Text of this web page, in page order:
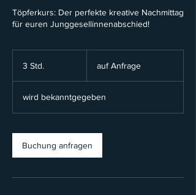
Töpferkurs: Der perfekte kreative Nachmittag
für euren Junggesellinnenabschied!
3 Std.
d
.
auf Anfrage
wird bekanntgegeben
Buchung anfragen